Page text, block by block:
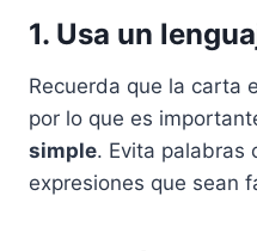
1. Usa un
Recuerda que la carta
por lo que es
simple. Evita palabras
expresiones que sean